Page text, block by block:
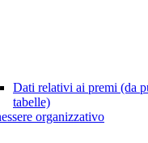
Dati relativi ai premi (da
tabelle)
organizzativo